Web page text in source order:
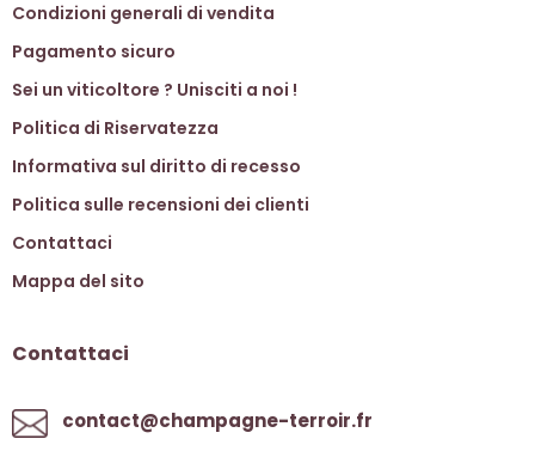
Condizioni generali di vendita
Pagamento sicuro
Sei un viticoltore ? Unisciti a noi !
Politica di Riservatezza
Informativa sul diritto di recesso
Politica sulle recensioni dei clienti
Contattaci
Mappa del sito
Contattaci
contact@champagne-terroir.fr